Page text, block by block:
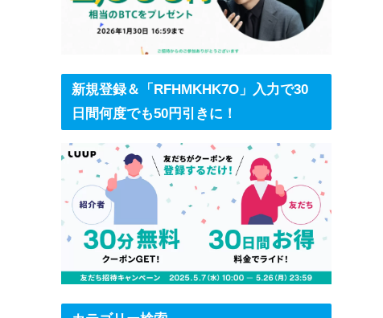
新規登録＆「RFHMKHK7O」入力で30
日間何度でも50円引きに！